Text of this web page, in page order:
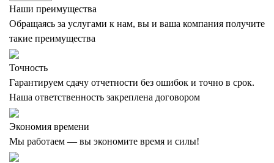
Наши преимущества
Обращаясь за услугами к нам, вы и ваша компания получите
такие преимущества
Точность
Гарантируем сдачу отчетности без ошибок и точно в срок.
Наша ответственность закреплена договором
Экономия времени
Мы работаем — вы экономите время и силы!